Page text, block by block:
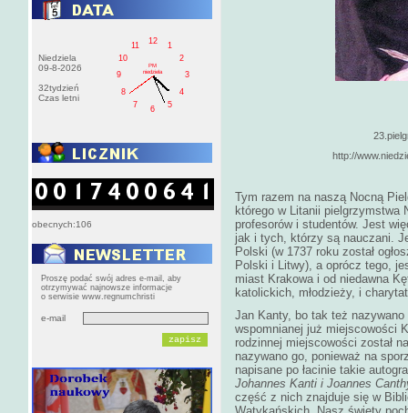
Niedziela
09-8-2026
32tydzień
Czas letni
1
2
3
4
5
6
7
8
9
10
11
12
PM
niedziela
obecnych:106
Proszę podać swój adres e-mail, aby
otrzymywać najnowsze informacje
o serwisie www.regnumchristi
e-mail
http://
Tym razem na naszą Nocną
którego w Litanii pielgrzymstwa
profesorów i studentów. Jest
jak i tych, którzy są nauczani.
Polski (w 1737 roku został
Polski i Litwy), a oprócz tego,
miast Krakowa i od niedawna
katolickich, młodzieży, i
Jan Kanty, bo tak też nazywano
wspomnianej już miejscowości
rodzinnej miejscowości został
nazywano go, ponieważ na
napisane po łacinie takie
Johannes Kanti i Joannes
część z nich znajduje się w